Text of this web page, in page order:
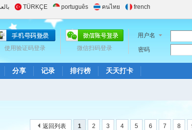
TÜRKÇE português คนไทย french
用户名
密码
微信扫码登录
使用验证码登录
分享 记录 排行榜 天天打卡
1 2 3 4 5 6 7 8
返回列表